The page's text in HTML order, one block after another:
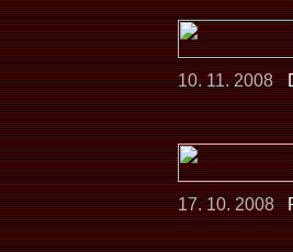
10. 11. 2008
17. 10. 2008